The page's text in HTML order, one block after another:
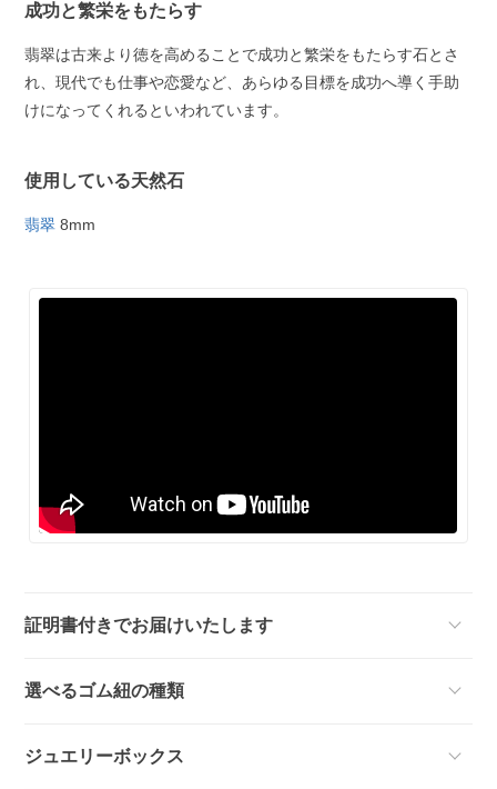
成功と繁栄をもたらす
翡翠は古来より徳を高めることで成功と繁栄をもたらす石とさ
れ、現代でも仕事や恋愛など、あらゆる目標を成功へ導く手助
けになってくれるといわれています。
使用している天然石
翡翠 8mm
証明書付きでお届けいたします
選べるゴム紐の種類
ジュエリーボックス